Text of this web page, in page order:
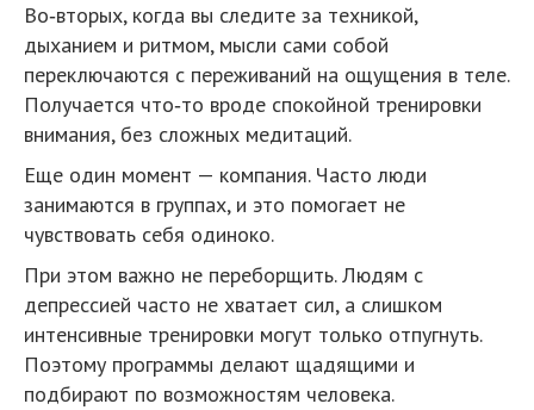
Во‑вторых, когда вы следите за техникой,
дыханием и ритмом, мысли сами собой
переключаются с переживаний на ощущения в теле.
Получается что‑то вроде спокойной тренировки
внимания, без сложных медитаций.
Еще один момент — компания. Часто люди
занимаются в группах, и это помогает не
чувствовать себя одиноко.
При этом важно не переборщить. Людям с
депрессией часто не хватает сил, а слишком
интенсивные тренировки могут только отпугнуть.
Поэтому программы делают щадящими и
подбирают по возможностям человека.